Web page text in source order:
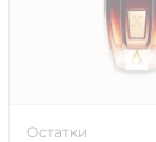
Остатки